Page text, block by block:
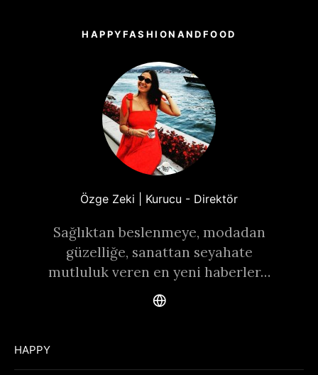
HAPPYFASHIONANDFOOD
Özge Zeki | Kurucu - Direktör
Sağlıktan beslenmeye, modadan
güzelliğe, sanattan seyahate
mutluluk veren en yeni haberler…
HAPPY